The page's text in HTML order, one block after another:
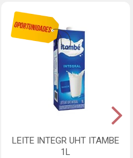
LEITE INTEGR UHT ITAMBE
1L